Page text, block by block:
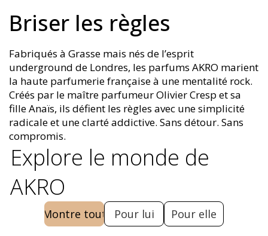
Briser les règles
Fabriqués à Grasse mais nés de l’esprit
underground de Londres, les parfums AKRO marient
la haute parfumerie française à une mentalité rock.
Créés par le maître parfumeur Olivier Cresp et sa
fille Anaïs, ils défient les règles avec une simplicité
radicale et une clarté addictive. Sans détour. Sans
compromis.
Explore le monde de
AKRO
Montre tout Pour lui Pour elle